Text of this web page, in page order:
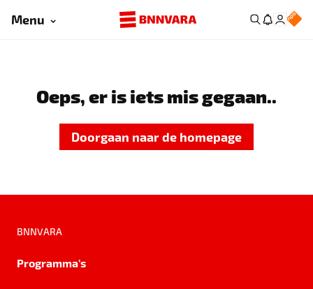
Menu
Oeps, er is iets mis gegaan..
Doorgaan naar de homepage
BNNVARA
Programma's